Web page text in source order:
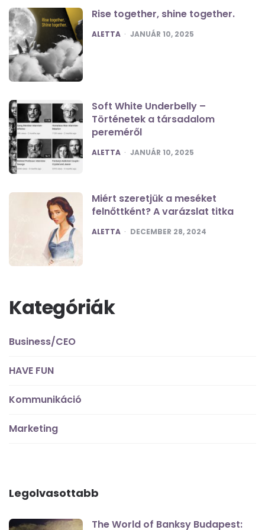
Rise together, shine together.
POSTED
ALETTA JANUÁR 10, 2025
Soft White Underbelly –
Történetek a társadalom
pereméről
POSTED
ALETTA JANUÁR 10, 2025
Miért szeretjük a meséket
felnőttként? A varázslat titka
POSTED
ALETTA DECEMBER 28, 2024
Kategóriák
Business/CEO
HAVE FUN
Kommunikáció
Marketing
Legolvasottabb
The World of Banksy Budapest: